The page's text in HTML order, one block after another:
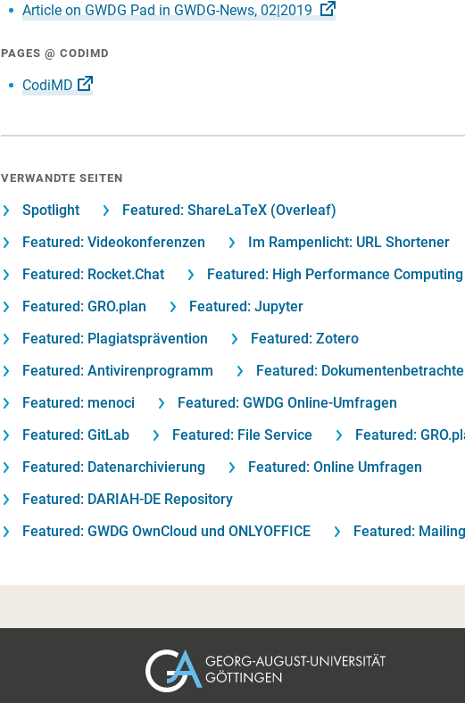
Article on GWDG Pad in GWDG-News, 02|2019
PAGES @ CODIMD
CodiMD
VERWANDTE SEITEN
Spotlight
Featured: ShareLaTeX (Overleaf)
Featured: Videokonferenzen
Im Rampenlicht: URL Shortener
Featured: Rocket.Chat
Featured: High Performance Computing
Featured: GRO.plan
Featured: Jupyter
Featured: Plagiatsprävention
Featured: Zotero
Featured: Antivirenprogramm
Featured:
Featured: menoci
Featured: GWDG Online-Umfragen
Featured: GitLab
Featured: File Service
Featured:
Featured: Datenarchivierung
Featured: Online Umfragen
Featured: DARIAH-DE Repository
Featured: GWDG OwnCloud und ONLYOFFICE
Featured: